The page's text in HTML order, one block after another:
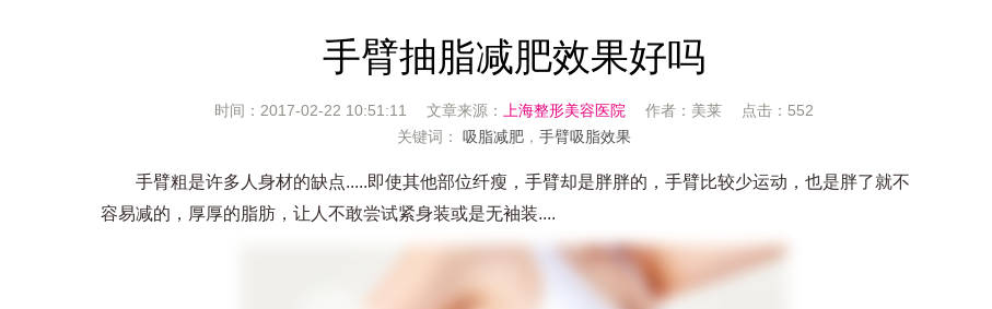
手臂抽脂减肥效果好吗
时间：2017-02-22 10:51:11 文章来源： 上海整形美容医院 作者：美莱 点击：552
关键词： 吸脂减肥， 手臂吸脂效果
手臂粗是许多人身材的缺点.....即使其他部位纤瘦，手臂却是胖胖的，手臂比较少运动，也是胖了就不
容易减的，厚厚的脂肪，让人不敢尝试紧身装或是无袖装....